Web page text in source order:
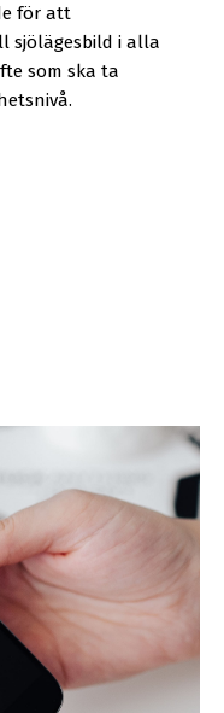
för att
sjölägesbild i alla
som ska ta